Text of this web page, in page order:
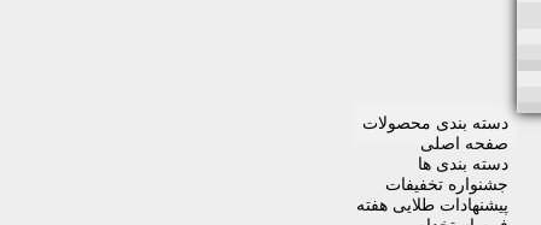
دسته بندی محصولات
صفحه اصلی
دسته بندی ها
جشنواره تخفیفات
پیشنهادات طلایی هفته